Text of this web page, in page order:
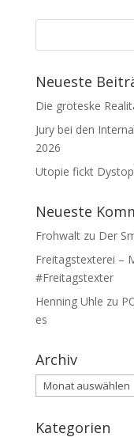
Neueste
Die groteske
Jury bei den
2026
Utopie fickt
Neueste
Frohwaltzu Der
Freitagstexterei –
#Freitagstexter
Henning Uhle zu
es
Archiv
Archiv
Kategorien